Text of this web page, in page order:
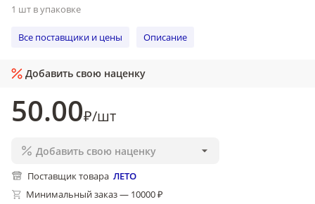
1 шт в упаковке
Все поставщики и цены Описание
Добавить свою наценку
50.00₽/шт
Добавить свою наценку
Поставщик товара ЛЕТО
Минимальный заказ — 10000 ₽